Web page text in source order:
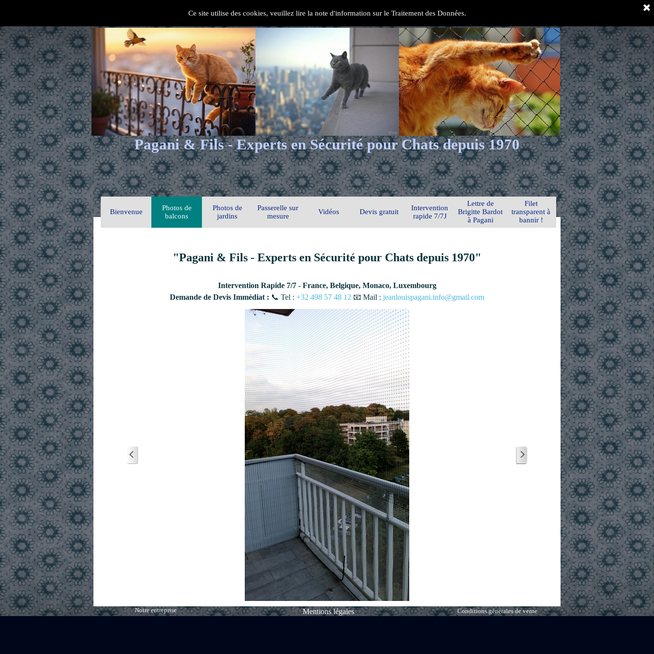
Ce site utilise des cookies, veuillez lire la note d'information sur le Traitement des Données.
Pagani & Fils - Experts en Sécurité pour Chats depuis 1970
Bienvenue
Photos de
balcons
Photos de
jardins
Passerelle sur
mesure
Vidéos Devis gratuit
Intervention
rapide 7/7J
Lettre de
Brigitte Bardot
à Pagani
Filet
transparent à
bannir !
"Pagani & Fils - Experts en Sécurité pour Chats depuis 1970"
Intervention Rapide 7/7 - France, Belgique, Monaco, Luxembourg
Demande de Devis Immédiat : 📞 Tel : +32 498 57 48 12 📧 Mail : jeanlouispagani.info@gmail.com
Notre entreprise Mentions légales Conditions générales de vente